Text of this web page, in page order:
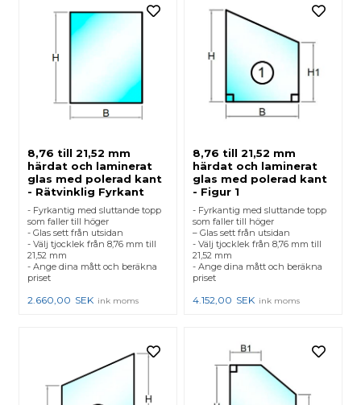
8,76 till 21,52 mm
härdat och laminerat
glas med polerad kant
- Rätvinklig Fyrkant
- Fyrkantig med sluttande topp
som faller till höger
- Glas sett från utsidan
- Välj tjocklek från 8,76 mm till
21,52 mm
- Ange dina mått och beräkna
priset
2.660,00 SEK ink moms
8,76 till 21,52 mm
härdat och laminerat
glas med polerad kant
- Figur 1
- Fyrkantig med sluttande topp
som faller till höger
– Glas sett från utsidan
- Välj tjocklek från 8,76 mm till
21,52 mm
- Ange dina mått och beräkna
priset
4.152,00 SEK ink moms